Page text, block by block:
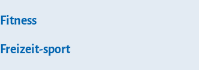
Fitness
Freizeit-sport